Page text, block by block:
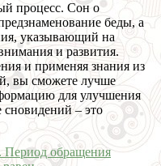
процесс. Сон о
беды, а
указывающий на
и развития.
и применяя знания из
вы сможете лучше
для улучшения
– это